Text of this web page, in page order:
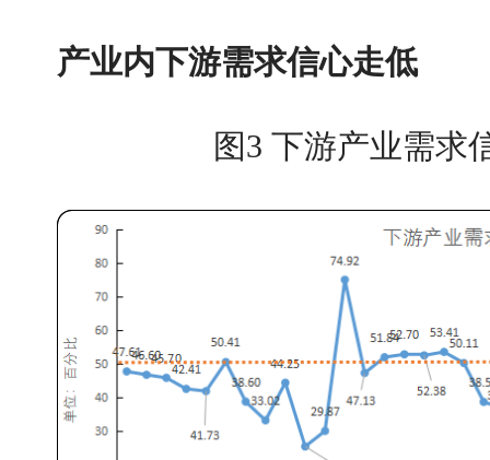
产业内下游需求信心走低
图3 下游产业需求